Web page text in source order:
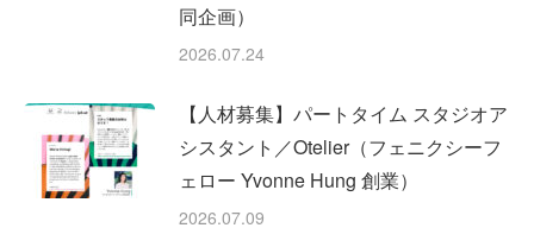
同企画）
2026.07.24
【人材募集】パートタイム スタジオア
シスタント／Otelier（フェニクシーフ
ェロー Yvonne Hung 創業）
2026.07.09